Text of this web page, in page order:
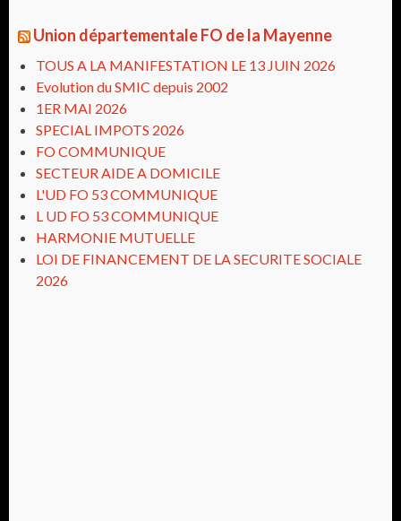
Union départementale FO de la Mayenne
TOUS A LA MANIFESTATION LE 13 JUIN 2026
Evolution du SMIC depuis 2002
1ER MAI 2026
SPECIAL IMPOTS 2026
FO COMMUNIQUE
SECTEUR AIDE A DOMICILE
L'UD FO 53 COMMUNIQUE
L UD FO 53 COMMUNIQUE
HARMONIE MUTUELLE
LOI DE FINANCEMENT DE LA SECURITE SOCIALE
2026